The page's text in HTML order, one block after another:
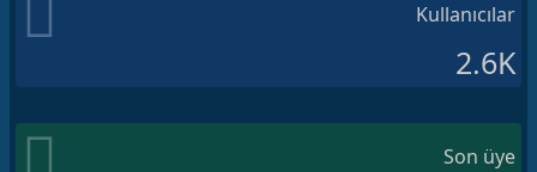
Kullanıcılar
2.6K
Son üye